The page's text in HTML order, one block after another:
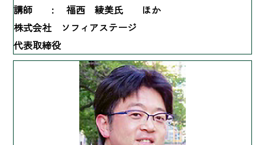
講師 :
福西 綾美氏 ほか
株式会社 ソフィアステージ
代表取締役